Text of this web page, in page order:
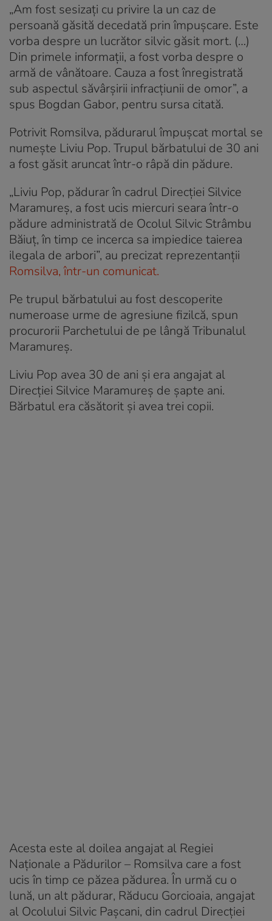
„Am fost sesizaţi cu privire la un caz de
persoană găsită decedată prin împuşcare. Este
vorba despre un lucrător silvic găsit mort. (…)
Din primele informaţii, a fost vorba despre o
armă de vânătoare. Cauza a fost înregistrată
sub aspectul săvârşirii infracţiunii de omor”, a
spus Bogdan Gabor, pentru sursa citată.
Potrivit Romsilva, pădurarul împușcat mortal se
numește Liviu Pop. Trupul bărbatului de 30 ani
a fost găsit aruncat într-o râpă din pădure.
„Liviu Pop, pădurar în cadrul Direcției Silvice
Maramureș, a fost ucis miercuri seara într-o
pădure administrată de Ocolul Silvic Strâmbu
Băiuț, în timp ce incerca sa impiedice taierea
ilegala de arbori”, au precizat reprezentanții
Romsilva, într-un comunicat.
Pe trupul bărbatului au fost descoperite
numeroase urme de agresiune fizilcă, spun
procurorii Parchetului de pe lângă Tribunalul
Maramureș.
Liviu Pop avea 30 de ani și era angajat al
Direcției Silvice Maramureș de șapte ani.
Bărbatul era căsătorit și avea trei copii.
Acesta este al doilea angajat al Regiei
Naționale a Pădurilor – Romsilva care a fost
ucis în timp ce păzea pădurea. În urmă cu o
lună, un alt pădurar, Răducu Gorcioaia, angajat
al Ocolului Silvic Pașcani, din cadrul Direcției